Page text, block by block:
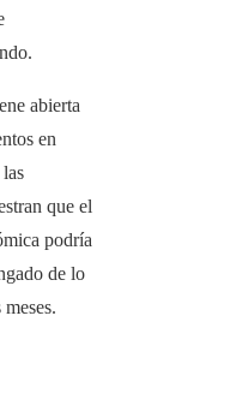
abierta
en
que el
podría
de lo